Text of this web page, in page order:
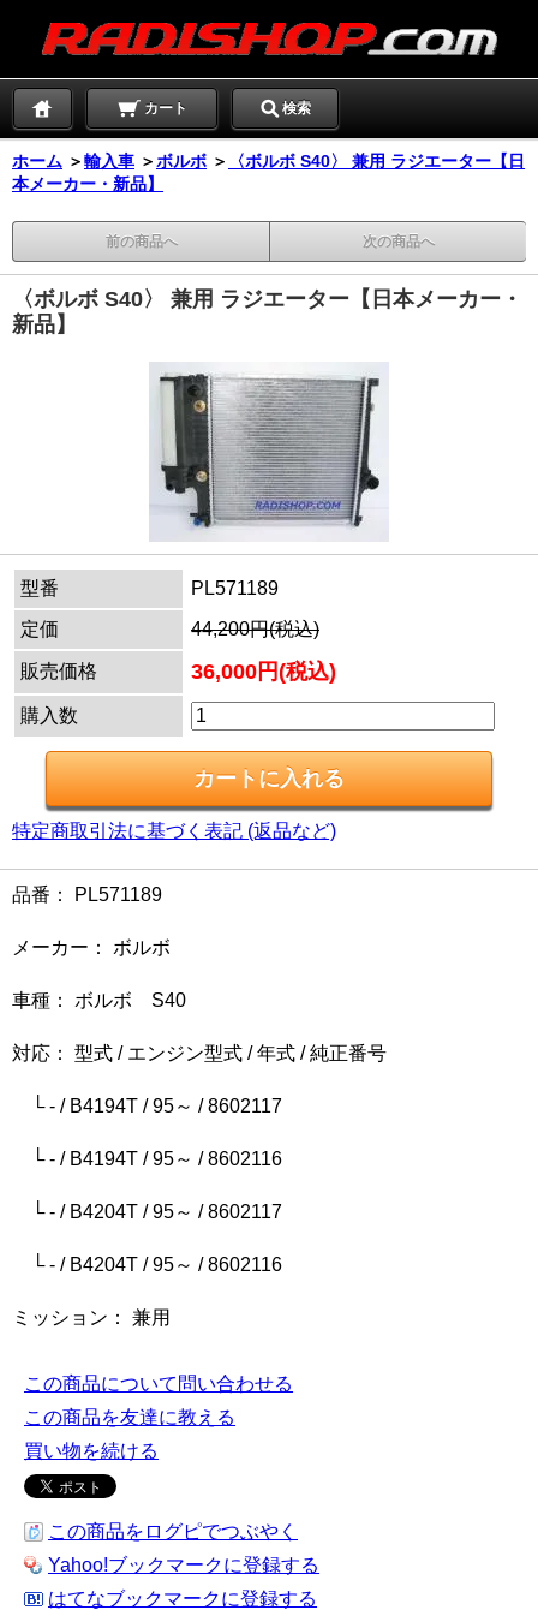
カート 検索
ホーム ＞輸入車 ＞ボルボ ＞
〈ボルボ S40〉 兼用 ラジエーター【日
本メーカー・新品】
前の商品へ 次の商品へ
〈ボルボ S40〉 兼用 ラジエーター【日本メーカー・
新品】
型番
PL571189
定価
44,200円(税込)
販売価格 36,000円(税込)
購入数
特定商取引法に基づく表記 (返品など)
品番： PL571189
メーカー： ボルボ
車種： ボルボ S40
対応： 型式 / エンジン型式 / 年式 / 純正番号
└ - / B4194T / 95～ / 8602117
└ - / B4194T / 95～ / 8602116
└ - / B4204T / 95～ / 8602117
└ - / B4204T / 95～ / 8602116
ミッション： 兼用
この商品について問い合わせる
この商品を友達に教える
買い物を続ける
この商品をログピでつぶやく
Yahoo!ブックマークに登録する
はてなブックマークに登録する